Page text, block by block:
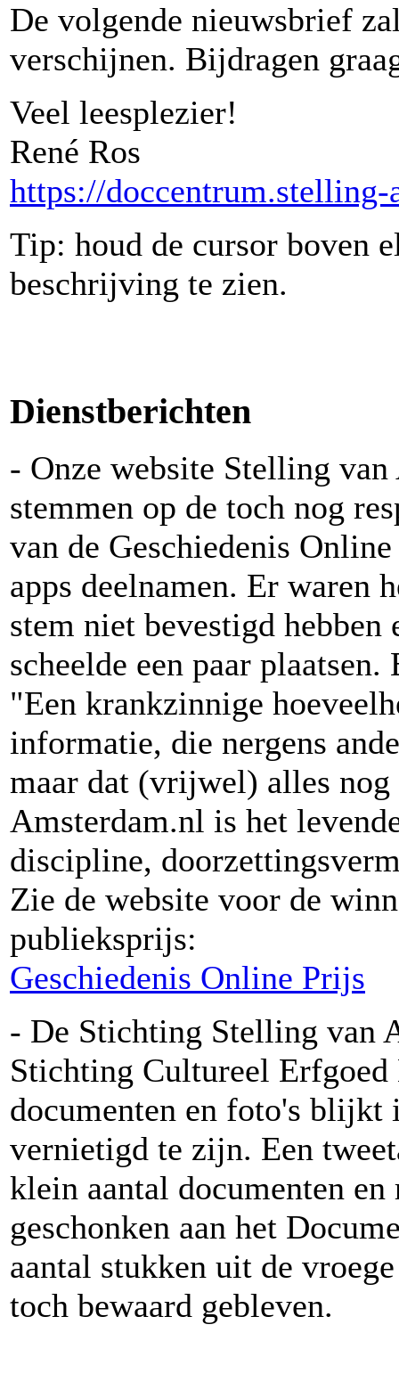
De volgende nieuwsbrief
verschijnen. Bijdragen
Veel leesplezier!
René Ros
https://doccentrum.stelling-
Tip: houd de cursor boven
beschrijving te zien.
Dienstberichten
- Onze website Stelling
stemmen op de toch nog
van de Geschiedenis
apps deelnamen. Er waren
stem niet bevestigd hebben
scheelde een paar
"Een krankzinnige
informatie, die nergens
maar dat (vrijwel) alles
Amsterdam.nl is het
discipline,
Zie de website voor de
publieksprijs:
Geschiedenis Online Prijs
- De Stichting Stelling van
Stichting Cultureel
documenten en foto's blijkt
vernietigd te zijn. Een
klein aantal documenten
geschonken aan het
aantal stukken uit de
toch bewaard gebleven.